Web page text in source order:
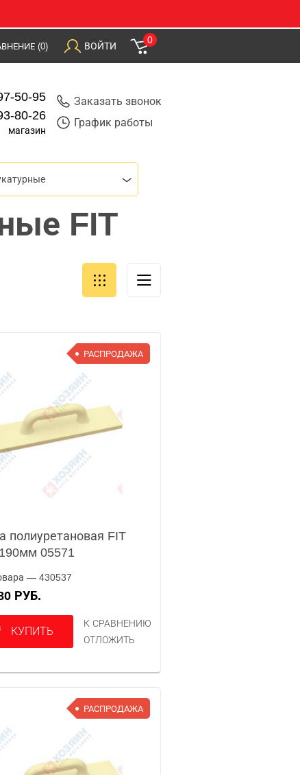
(0) ВОЙТИ
0
50-95
80-26
магазин
Заказать звонок
График работы
FIT
РАСПРОДАЖА
полиуретановая FIT
05571
— 430537
80 РУБ.
КУПИТЬ
К СРАВНЕНИЮ
ОТЛОЖИТЬ
РАСПРОДАЖА